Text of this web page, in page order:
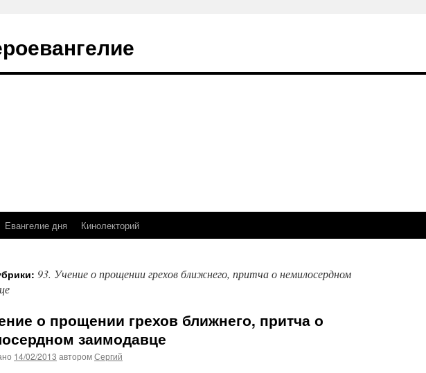
Евангелие дня Кинолекторий
93. Учение о прощении грехов ближнего, притча о немилосердном
о прощении грехов ближнего, притча о
заимодавце
14/02/2013 авторомСергий